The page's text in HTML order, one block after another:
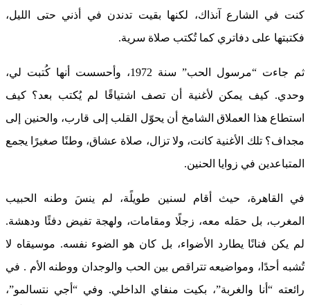
كنت في الشارع آنذاك، لكنها بقيت تدندن في أذني حتى الليل،
فكتبتها على دفاتري كما تُكتب صلاة سرية.
ثم جاءت “مرسول الحب” سنة 1972، وأحسست أنها كُتبت لي،
وحدي. كيف يمكن لأغنية أن تصف اشتياقًا لم يُكتب بعد؟ كيف
استطاع هذا العملاق الشامخ أن يحوّل القلب إلى قارب، والحنين إلى
مجداف؟ تلك الأغنية كانت، ولا تزال، صلاة عشاق، وطنًا صغيرًا يجمع
المتباعدين في زوايا الحنين.
في القاهرة، حيث أقام لسنين طويلًة، لم ينسَ وطنه الحبيب
المغرب، بل حمَله معه، زجلًا ومقامات، ولهجة تفيض دفئًا ودهشة.
لم يكن فنانًا يطارد الأضواء، بل كان هو الضوء نفسه. موسيقاه لا
تُشبه أحدًا، ومواضيعه تتراقص بين الحب والوجدان ووطنه الأم . في
رائعته “أنا والغربة”، بكيت منفاي الداخلي. وفي “أجي نتسالمو”،